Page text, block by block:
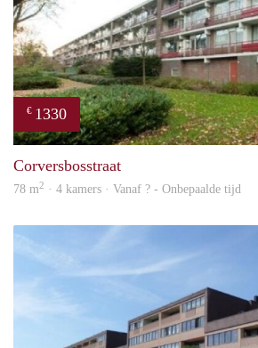
€ 1330
Corversbosstraat
78 m2 · 4 kamers · Vanaf ? - Onbepaalde tijd